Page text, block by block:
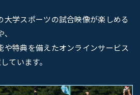
大学スポーツの試合映像が楽しめる
や特典を備えたオンラインサービス
ています。